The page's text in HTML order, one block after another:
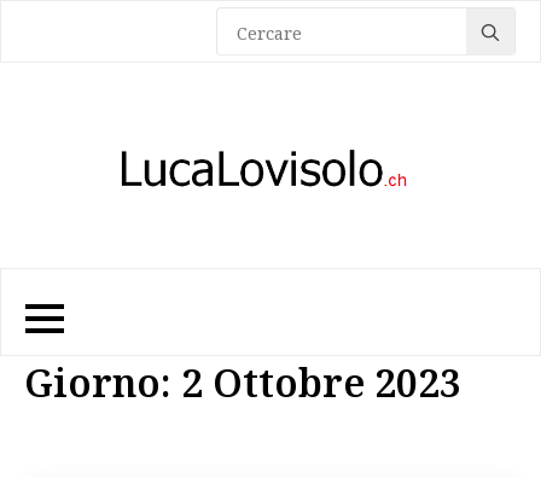
for:
Giorno: 2 Ottobre 2023